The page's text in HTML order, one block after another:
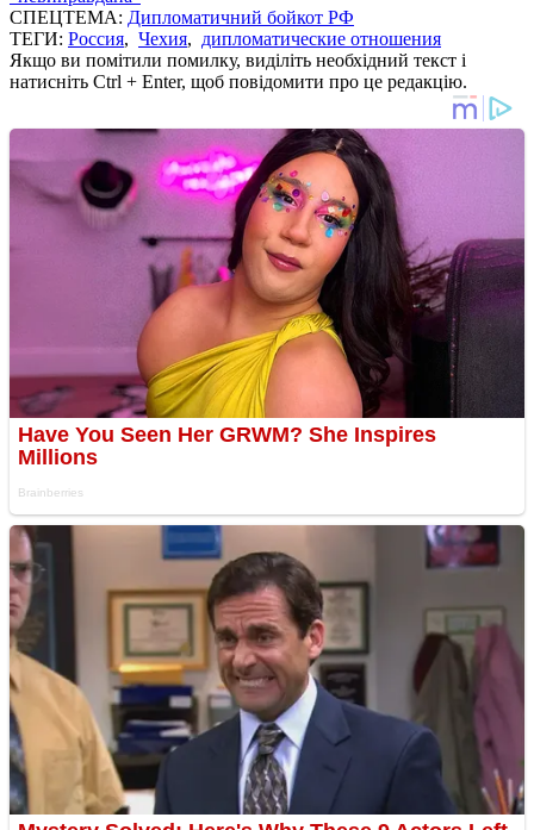
СПЕЦТЕМА: Дипломатичний бойкот РФ
ТЕГИ: Россия, Чехия, дипломатические отношения
Якщо ви помітили помилку, виділіть необхідний текст і
натисніть Ctrl + Enter, щоб повідомити про це редакцію.